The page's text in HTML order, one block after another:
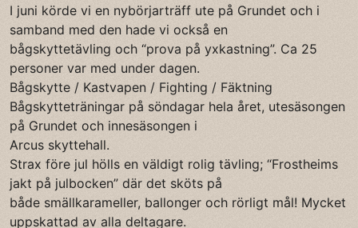
I juni körde vi en nybörjarträff ute på Grundet och i
samband med den hade vi också en
bågskyttetävling och “prova på yxkastning”. Ca 25
personer var med under dagen.
Bågskytte / Kastvapen / Fighting / Fäktning
Bågskytteträningar på söndagar hela året, utesäsongen
på Grundet och innesäsongen i
Arcus skyttehall.
Strax före jul hölls en väldigt rolig tävling; “Frostheims
jakt på julbocken” där det sköts på
både smällkarameller, ballonger och rörligt mål! Mycket
uppskattad av alla deltagare.